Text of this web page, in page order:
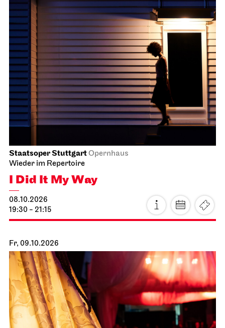
Staatsoper StuttgartOpernhaus
Wieder im Repertoire
I Did It My Way
08.10.2026
19:30 - 21:15
Fr, 09.10.2026